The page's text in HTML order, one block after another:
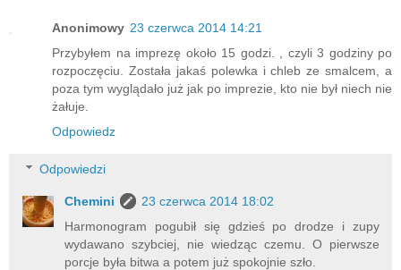
Anonimowy 23 czerwca 2014 14:21
Przybyłem na imprezę około 15 godzi. , czyli 3 godziny po
rozpoczęciu. Została jakaś polewka i chleb ze smalcem, a
poza tym wyglądało już jak po imprezie, kto nie był niech nie
żałuje.
Odpowiedz
Odpowiedzi
Chemini
23 czerwca 2014 18:02
Harmonogram pogubił się gdzieś po drodze i zupy
wydawano szybciej, nie wiedząc czemu. O pierwsze
porcje była bitwa a potem już spokojnie szło.